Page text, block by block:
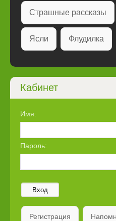
Страшные рассказы
Ясли Флудилка
Кабинет
Имя:
Пароль:
Вход
Регистрация